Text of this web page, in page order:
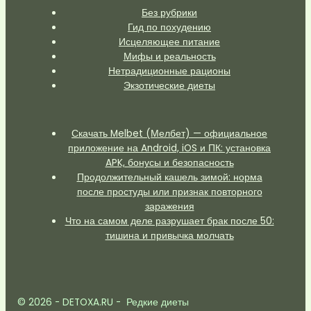
Без рубрики
Гид по похудению
Исцеляющее питание
Мифы и реальность
Нетрадиционные рационы
Экзотические диеты
Скачать Melbet (Мелбет) — официальное
приложение на Android, iOS и ПК: установка
APK, бонусы и безопасность
Продолжительный кашель зимой: норма
после простуды или признак повторного
заражения
Что на самом деле разрушает брак после 50:
тишина и привычка молчать
© 2026 - DETOXA.RU - Редкие диеты